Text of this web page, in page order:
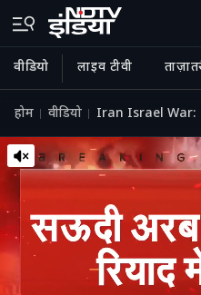
वीडियो लाइव टीवी
होम वीडियो Iran Israel War: